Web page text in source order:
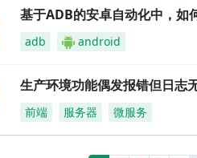
基于ADB的安卓自动化中，如
adb android
生产环境功能偶发报错但日志
前端 服务器 微服务